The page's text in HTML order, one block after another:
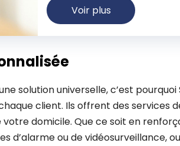
Voir plus
solution universelle, c’est
client. Ils offrent des services
domicile. Que ce soit en
d’alarme ou de vidéosurveillance,